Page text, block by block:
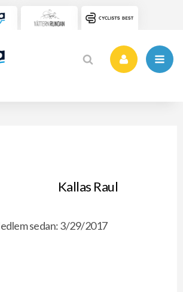
Kallas Raul
sedan: 3/29/2017